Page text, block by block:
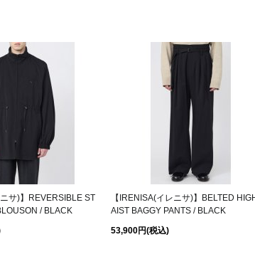
ニサ)】REVERSIBLE ST
/ BLACK
【IRENISA(イレニサ)】BELTED
AIST BAGGY PANTS / BLACK
53,900円(税込)